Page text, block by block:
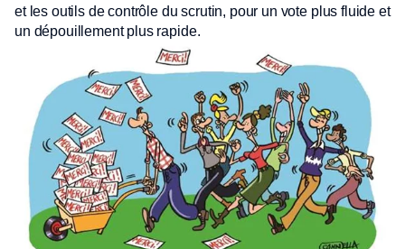
et les outils de contrôle du scrutin, pour un vote plus fluide et
un dépouillement plus rapide.